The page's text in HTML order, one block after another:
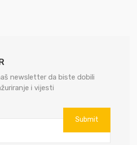
newsletter da biste dobili
i vijesti